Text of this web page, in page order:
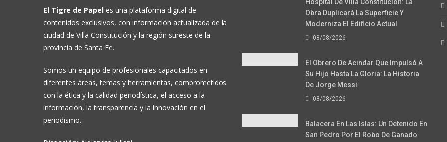
El Tigre de Papel es una plataforma digital de
contenidos exclusivos, con información actualizada de la
ciudad de Villa Constitución y la región sureste de la
provincia de Santa Fe.
Somos un equipo de profesionales capacitados en
diferentes áreas, temas y herramientas, comprometidos
con la ética y la calidad periodística, el acceso a la
información, la transparencia y la innovación en el
periodismo.
Hospital De Villa Constitución: La
Obra Duplicará La Superficie Y
Moderniza El Edificio Actual
08/08/2026
El Obrero De Acindar Que Impulsó A
Su Hijo Hasta La Gloria: La Historia
De Jorge Messi
08/08/2026
Balacera En Las Islas: Un Detenido En
San Pedro Por El Robo De Ganado